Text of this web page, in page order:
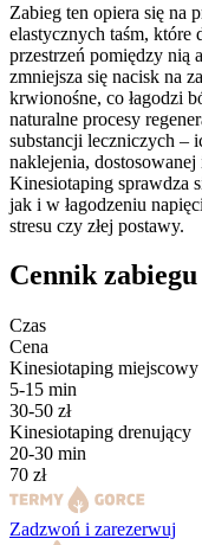
Zabieg ten opiera się na
elastycznych taśm, które
przestrzeń pomiędzy nią
zmniejsza się nacisk na
krwionośne, co łagodzi
naturalne procesy
substancji leczniczych –
naklejenia,
Kinesiotaping sprawdza
jak i w łagodzeniu
stresu czy złej postawy.
Cennik zabiegu
Czas
Cena
Kinesiotaping miejscowy
5-15 min
30-50 zł
Kinesiotaping drenujący
20-30 min
70 zł
Zadzwoń i zarezerwuj